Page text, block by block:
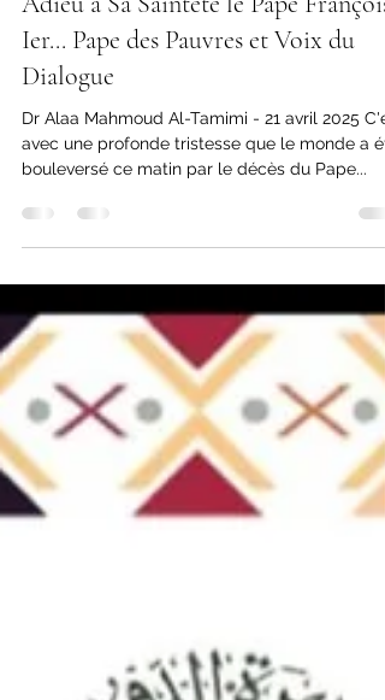
Événements
Adieu à Sa Sainteté le Pape François
Ier... Pape des Pauvres et Voix du
Dialogue
Dr Alaa Mahmoud Al-Tamimi - 21 avril 2025